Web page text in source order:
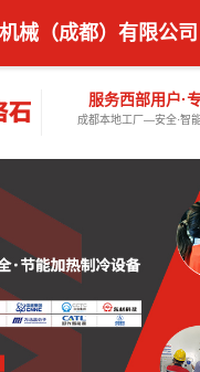
服务西部用户·
成都本地工厂—安全·智
械（成都）有限公司